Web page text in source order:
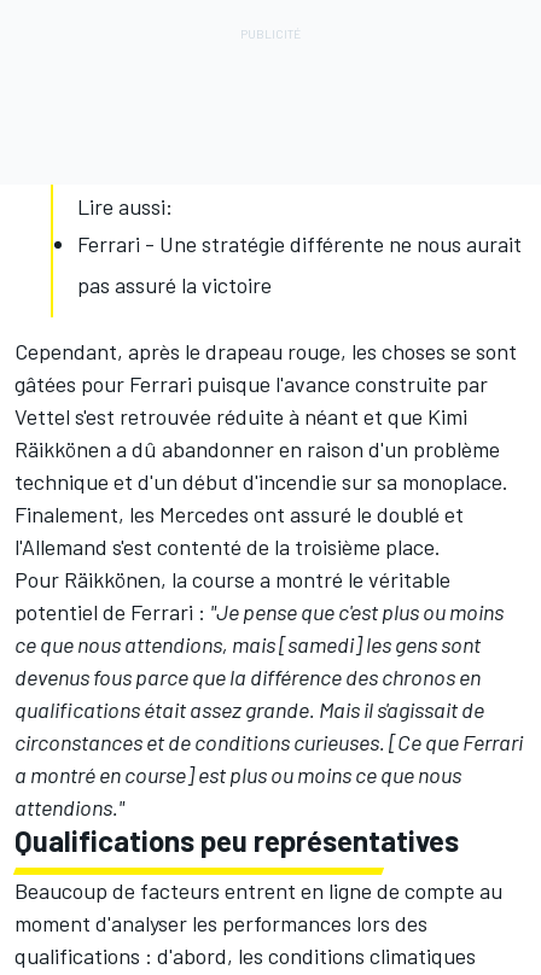
Lire aussi:
Ferrari - Une stratégie différente ne nous aurait
pas assuré la victoire
Cependant, après le drapeau rouge, les choses se sont
gâtées pour Ferrari puisque l'avance construite par
Vettel s'est retrouvée réduite à néant et que Kimi
Räikkönen a dû abandonner en raison d'un problème
technique et d'un début d'incendie sur sa monoplace.
Finalement, les Mercedes ont assuré le doublé et
l'Allemand s'est contenté de la troisième place.
Pour Räikkönen, la course a montré le véritable
potentiel de Ferrari : "Je pense que c'est plus ou moins
ce que nous attendions, mais [samedi] les gens sont
devenus fous parce que la différence des chronos en
qualifications était assez grande. Mais il s'agissait de
circonstances et de conditions curieuses. [Ce que Ferrari
a montré en course] est plus ou moins ce que nous
attendions."
Qualifications peu représentatives
Beaucoup de facteurs entrent en ligne de compte au
moment d'analyser les performances lors des
qualifications : d'abord, les conditions climatiques